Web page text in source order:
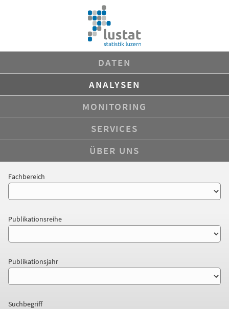
DATEN
ANALYSEN
MONITORING
SERVICES
ÜBER UNS
Fachbereich
Publikationsreihe
Publikationsjahr
Suchbegriff